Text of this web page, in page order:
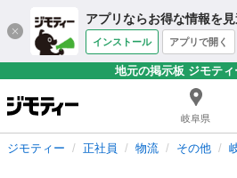
アプリならお得な情報を見
インストール アプリで開く
地元の掲示板 ジモテ
岐阜県
ジモティー 正社員 物流 その他